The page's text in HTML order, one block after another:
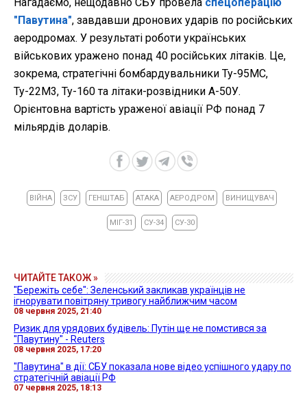
"Павутина", завдавши дронових ударів по російських
аеродромах. У результаті роботи українських
військових уражено понад 40 російських літаків. Це,
зокрема, стратегічні бомбардувальники Ту-95МС,
Ту-22М3, Ту-160 та літаки-розвідники А-50У.
Орієнтовна вартість ураженої авіації РФ понад 7
мільярдів доларів.
ВІЙНА ЗСУ ГЕНШТАБ АТАКА АЕРОДРОМ ВИНИЩУВАЧ
МІГ-31 СУ-34 СУ-30
ЧИТАЙТЕ ТАКОЖ »
"Бережіть себе": Зеленський закликав українців не
ігнорувати повітряну тривогу найближчим часом
08 червня 2025, 21:40
Ризик для урядових будівель: Путін ще не помстився за
"Павутину" - Reuters
08 червня 2025, 17:20
"Павутина" в дії: СБУ показала нове відео успішного удару по
стратегічній авіації РФ
07 червня 2025, 18:13